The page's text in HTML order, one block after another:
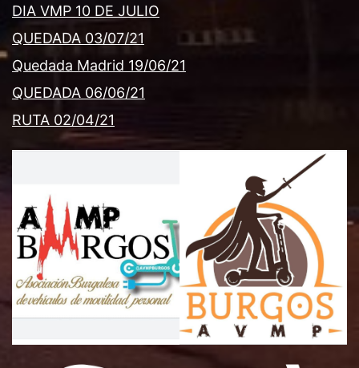
DIA VMP 10 DE JULIO
QUEDADA 03/07/21
Quedada Madrid 19/06/21
QUEDADA 06/06/21
RUTA 02/04/21